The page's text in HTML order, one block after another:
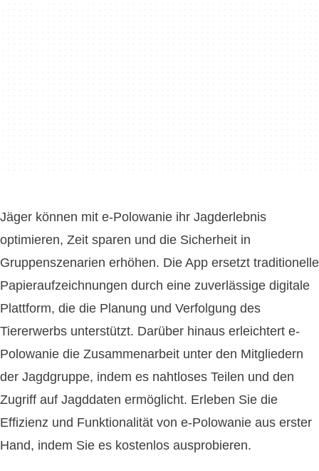
Jäger können mit e-Polowanie ihr Jagderlebnis
optimieren, Zeit sparen und die Sicherheit in
Gruppenszenarien erhöhen. Die App ersetzt traditionelle
Papieraufzeichnungen durch eine zuverlässige digitale
Plattform, die die Planung und Verfolgung des
Tiererwerbs unterstützt. Darüber hinaus erleichtert e-
Polowanie die Zusammenarbeit unter den Mitgliedern
der Jagdgruppe, indem es nahtloses Teilen und den
Zugriff auf Jagddaten ermöglicht. Erleben Sie die
Effizienz und Funktionalität von e-Polowanie aus erster
Hand, indem Sie es kostenlos ausprobieren.